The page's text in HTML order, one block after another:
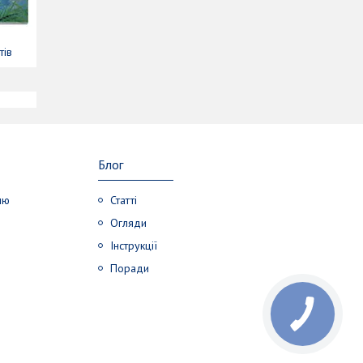
Блог
Статті
Огляди
Інструкції
Поради